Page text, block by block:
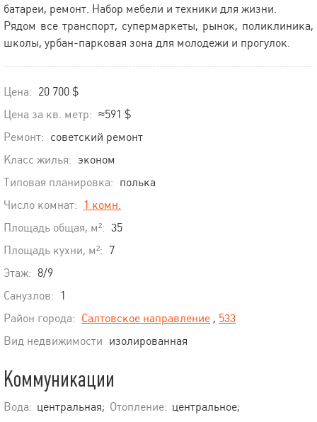
батареи, ремонт. Набор мебели и техники для жизни.
Рядом все транспорт, супермаркеты, рынок, поликлиника,
школы, урбан-парковая зона для молодежи и прогулок.
Цена: 20 700 $
Цена за кв. метр: ≈591 $
Ремонт: советский ремонт
Класс жилья: эконом
Типовая планировка: полька
Число комнат:
1 комн.
Площадь общая, м²: 35
Площадь кухни, м²: 7
Этаж: 8/9
Санузлов:
1
Район города: Салтовское направление , 533
Вид недвижимости изолированная
Коммуникации
Вода: центральная; Отопление: центральное;